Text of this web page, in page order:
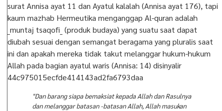
surat Annisa ayat 11 dan Ayatul kalalah (Annisa ayat 176), tapi
kaum mazhab Hermeutika menganggap Al-quran adalah
_muntaj tsaqofi_ (produk budaya) yang suatu saat dapat
diubah sesuai dengan semangat beragama yang pluralis saat
ini dan apakah mereka tidak takut melanggar hukum-hukum
Allah pada bagian ayatul waris (Annisa: 14) disinyalir
44c975015ecfde414143ad2fa6793daa
"Dan barang siapa bemaksiat kepada Allah dan Rasulnya
dan melanggar batasan -batasan Allah, Allah masukan